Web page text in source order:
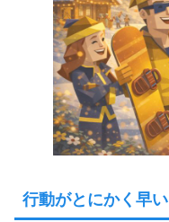
行動がとにかく早い